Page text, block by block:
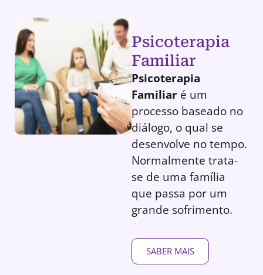
Psicoterapia
Familiar
Psicoterapia
Familiar é um
processo baseado no
diálogo, o qual se
desenvolve no tempo.
Normalmente trata-
se de uma família
que passa por um
grande sofrimento.
SABER MAIS